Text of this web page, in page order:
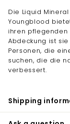
Die Liquid
Youngblood
ihren
Abdeckung ist
Personen, die
suchen, die die
verbessert.
Shipping